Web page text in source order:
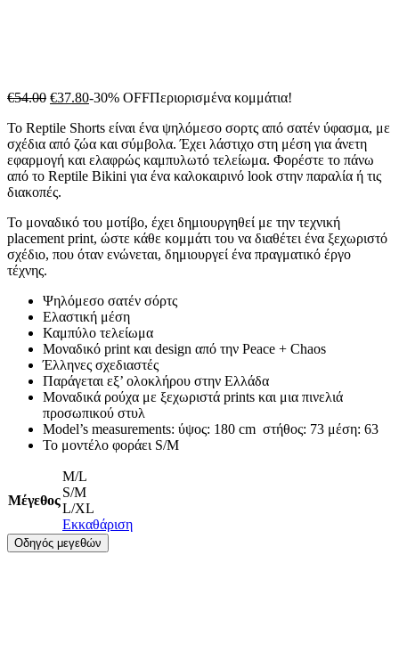
€54.00 Original
was:
€54.00.
€37.80Η
τιμή
είναι:
€37.80.
-30% OFFΠεριορισμένα κομμάτια!
Το Reptile Shorts είναι ένα ψηλόμεσο σορτς από σατέν ύφασμα, με
σχέδια από ζώα και σύμβολα. Έχει λάστιχο στη μέση για άνετη
εφαρμογή και ελαφρώς καμπυλωτό τελείωμα. Φορέστε το πάνω
από το Reptile Bikini για ένα καλοκαιρινό look στην παραλία ή τις
διακοπές.
Το μοναδικό του μοτίβο, έχει δημιουργηθεί με την τεχνική
placement print, ώστε κάθε κομμάτι του να διαθέτει ένα ξεχωριστό
σχέδιο, που όταν ενώνεται, δημιουργεί ένα πραγματικό έργο
τέχνης.
Ψηλόμεσο σατέν σόρτς
Ελαστική μέση
Καμπύλο τελείωμα
Μοναδικό print και design από την Peace + Chaos
Έλληνες σχεδιαστές
Παράγεται εξ’ ολοκλήρου στην Ελλάδα
Μοναδικά ρούχα με ξεχωριστά prints και μια πινελιά
προσωπικού στυλ
Model’s measurements: ύψος: 180 cm στήθος: 73 μέση: 63
Το μοντέλο φοράει S/M
Μέγεθος
M/L
S/M
L/XL
Εκκαθάριση
Οδηγός μεγεθών